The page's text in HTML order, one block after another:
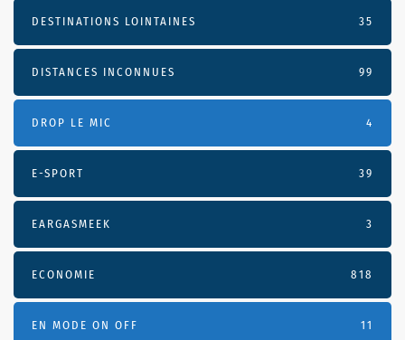
DESTINATIONS LOINTAINES 35
DISTANCES INCONNUES 99
DROP LE MIC 4
E-SPORT 39
EARGASMEEK 3
ECONOMIE 818
EN MODE ON OFF 11